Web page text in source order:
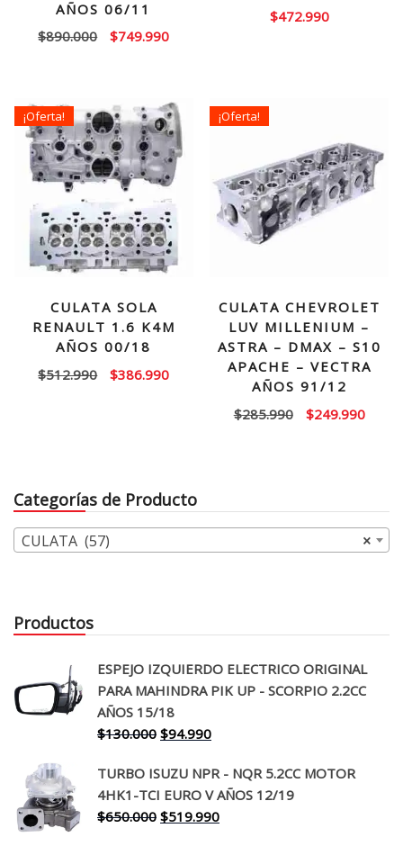
AÑOS 06/11
$890.000
El
$890.000.
$749.990El
es:
$749.990.
$472.990
¡Oferta!
CULATA SOLA
RENAULT 1.6 K4M
AÑOS 00/18
$512.990
El
$386.990El
¡Oferta!
CULATA CHEVROLET
LUV MILLENIUM –
ASTRA – DMAX – S10
APACHE – VECTRA
AÑOS 91/12
$285.990
El
$249.990El
Categorías de Producto
×
CULATA (57)
Productos
ESPEJO IZQUIERDO ELECTRICO ORIGINAL
PARA MAHINDRA PIK UP - SCORPIO 2.2CC
AÑOS 15/18
$130.000 El
original
era:
$130.000.
$94.990El
actual
es:
$94.990.
TURBO ISUZU NPR - NQR 5.2CC MOTOR
4HK1-TCI EURO V AÑOS 12/19
$650.000 El
$519.990El